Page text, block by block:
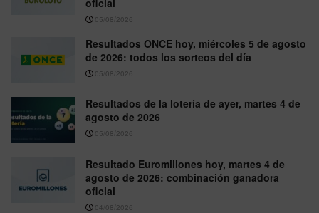
05/08/2026
Resultados ONCE hoy, miércoles 5 de agosto
de 2026: todos los sorteos del día
05/08/2026
Resultados de la lotería de ayer, martes 4 de
agosto de 2026
05/08/2026
Resultado Euromillones hoy, martes 4 de
agosto de 2026: combinación ganadora
oficial
04/08/2026